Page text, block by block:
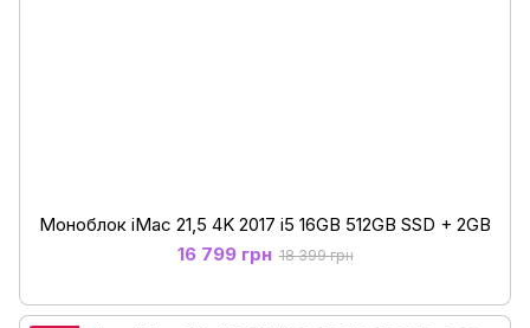
Моноблок iMac 21,5 4K 2017 i5 16GB 512GB SSD + 2GB
16 799 грн 18 399 грн